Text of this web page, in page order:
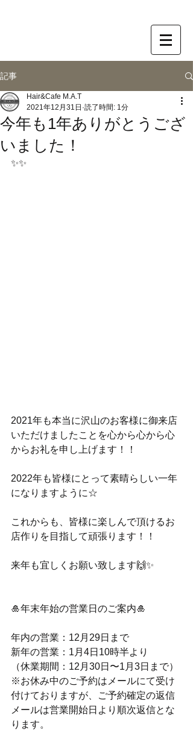
記事
今年も1年ありがとうござ
いました！
Hair&Cafe M.A.T
2021年12月31日 読了時間: 1分
✨✨
2021年も本当に沢山のお客様に御来店
いただけましたことを心から心から心
からお礼を申し上げます！！
2022年も皆様にとって素晴らしい一年
になりますように☆
これからも、皆様に楽しんで頂けるお
店作りを目指して頑張ります！！
来年も宜しくお願い致します🙌✨
🎍年末年始の営業日のご案内🎍
年内の営業：12月29日まで
新年の営業：1月4日10時半より
（休業期間：12月30日〜1月3日まで）
※お休み中のご予約はメールにて受け
付けておりますが、ご予約確定の返信
メールは営業開始日より順次返信とな
ります。